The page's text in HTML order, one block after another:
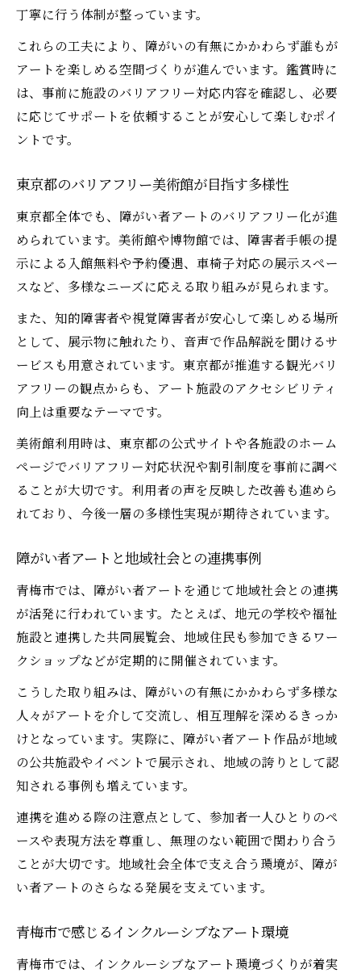
丁寧に行う体制が整っています。
これらの工夫により、障がいの有無にかかわらず誰もが
アートを楽しめる空間づくりが進んでいます。鑑賞時に
は、事前に施設のバリアフリー対応内容を確認し、必要
に応じてサポートを依頼することが安心して楽しむポイ
ントです。
東京都のバリアフリー美術館が目指す多様性
東京都全体でも、障がい者アートのバリアフリー化が進
められています。美術館や博物館では、障害者手帳の提
示による入館無料や予約優遇、車椅子対応の展示スペー
スなど、多様なニーズに応える取り組みが見られます。
また、知的障害者や視覚障害者が安心して楽しめる場所
として、展示物に触れたり、音声で作品解説を聞けるサ
ービスも用意されています。東京都が推進する観光バリ
アフリーの観点からも、アート施設のアクセシビリティ
向上は重要なテーマです。
美術館利用時は、東京都の公式サイトや各施設のホーム
ページでバリアフリー対応状況や割引制度を事前に調べ
ることが大切です。利用者の声を反映した改善も進めら
れており、今後一層の多様性実現が期待されています。
障がい者アートと地域社会との連携事例
青梅市では、障がい者アートを通じて地域社会との連携
が活発に行われています。たとえば、地元の学校や福祉
施設と連携した共同展覧会、地域住民も参加できるワー
クショップなどが定期的に開催されています。
こうした取り組みは、障がいの有無にかかわらず多様な
人々がアートを介して交流し、相互理解を深めるきっか
けとなっています。実際に、障がい者アート作品が地域
の公共施設やイベントで展示され、地域の誇りとして認
知される事例も増えています。
連携を進める際の注意点として、参加者一人ひとりのペ
ースや表現方法を尊重し、無理のない範囲で関わり合う
ことが大切です。地域社会全体で支え合う環境が、障が
い者アートのさらなる発展を支えています。
青梅市で感じるインクルーシブなアート環境
青梅市では、インクルーシブなアート環境づくりが着実